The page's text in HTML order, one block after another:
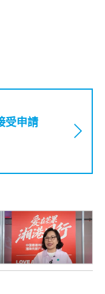
受申請